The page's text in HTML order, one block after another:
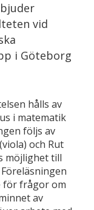
vid
i Göteborg
hålls av
i matematik
följs av
och Rut
möjlighet till
för frågor om
av